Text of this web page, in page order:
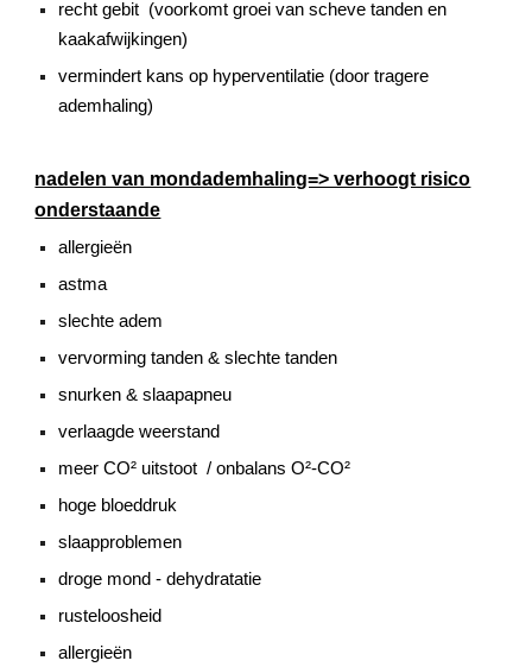
recht gebit (voorkomt groei van scheve tanden en
kaakafwijkingen)
vermindert kans op hyperventilatie (door tragere
ademhaling)
nadelen van mondademhaling=> verhoogt risico
onderstaande
allergieën
astma
slechte adem
vervorming tanden & slechte tanden
snurken & slaapapneu
verlaagde weerstand
meer CO² uitstoot / onbalans O²-CO²
hoge bloeddruk
slaapproblemen
droge mond - dehydratatie
rusteloosheid
allergieën